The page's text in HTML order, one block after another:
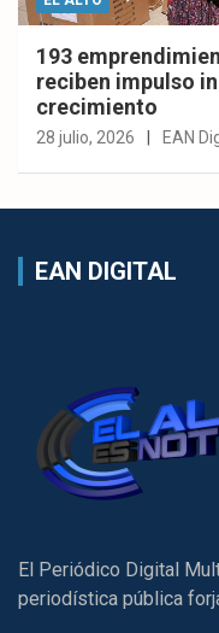
193
reciben impulso
crecimiento
28 julio, 2026 EAN
EAN DIGITAL
El Periódico Digital
periodística pública